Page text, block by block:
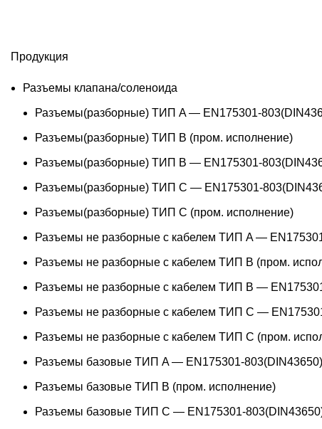
Продукция
Разъемы клапана/соленоида
Разъемы(разборные) ТИП A — EN175301-
Разъемы(разборные) ТИП В (пром. исполнение)
Разъемы(разборные) ТИП B — EN175301-
Разъемы(разборные) ТИП C — EN175301-
Разъемы(разборные) ТИП С (пром. исполнение)
Разъемы не разборные с кабелем ТИП A —
Разъемы не разборные с кабелем ТИП B (пром.
Разъемы не разборные с кабелем ТИП B —
Разъемы не разборные с кабелем ТИП C —
Разъемы не разборные с кабелем ТИП C (пром.
Разъемы базовые ТИП A — EN175301-803(DIN43650)
Разъемы базовые ТИП В (пром. исполнение)
Разъемы базовые ТИП C — EN175301-